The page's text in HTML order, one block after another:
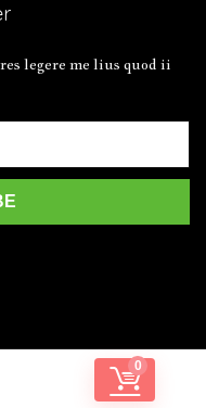
0
legere me lius quod ii
rights reserved.